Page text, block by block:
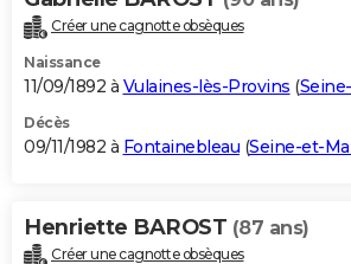
Créer une cagnotte obsèques
Naissance
11/09/1892 à Vulaines-lès-Provins (
Décès
09/11/1982 à Fontainebleau (Seine-et-
Henriette BAROST (87 ans)
Créer une cagnotte obsèques